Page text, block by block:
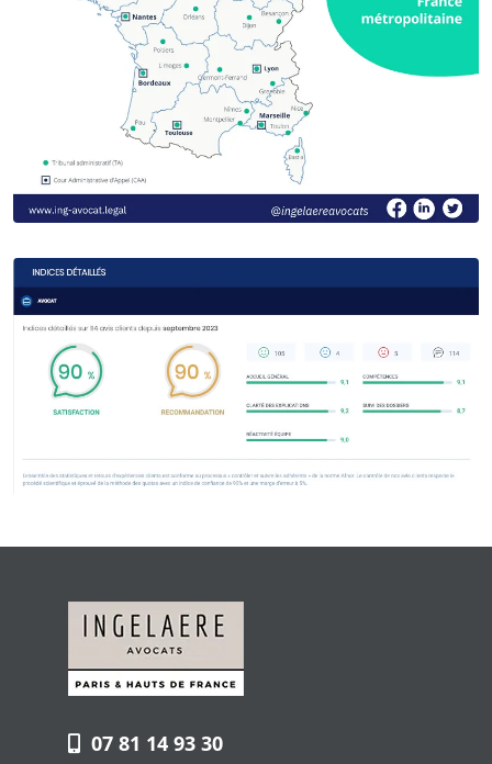
07 81 14 93 30